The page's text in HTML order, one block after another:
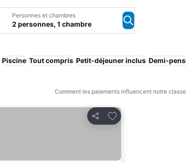
Personnes et chambres
2 personnes, 1 chambre
Piscine Tout compris Petit-déjeuner inclus Demi-
Comment les paiements influencent notre
Partager
Ajouter à mes favoris